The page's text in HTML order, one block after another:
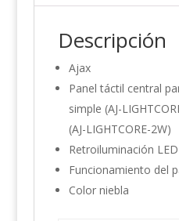
Descripción
Ajax
Panel táctil central
simple (AJ-
(AJ-LIGHTCORE-2W)
Retroiluminación LED
Funcionamiento del
Color niebla